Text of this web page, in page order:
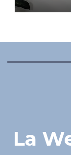
La